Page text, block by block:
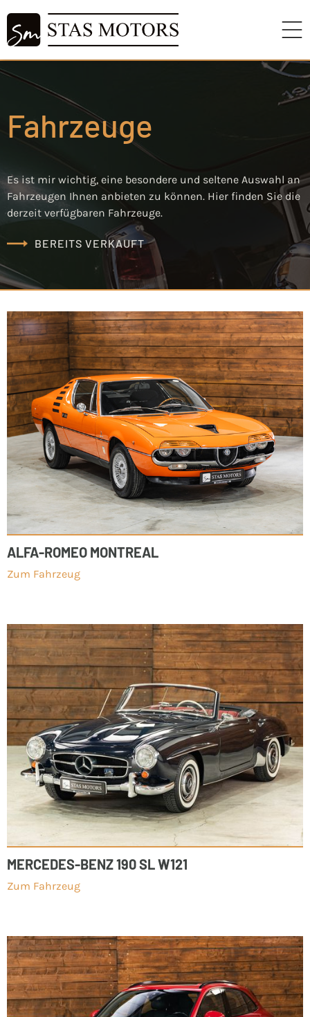
Fahrzeuge
Es ist mir wichtig, eine besondere und seltene Auswahl an
Fahrzeugen Ihnen anbieten zu können. Hier finden Sie die
derzeit verfügbaren Fahrzeuge.
BEREITS VERKAUFT
ALFA-ROMEO MONTREAL
Zum Fahrzeug
MERCEDES-BENZ 190 SL W121
Zum Fahrzeug